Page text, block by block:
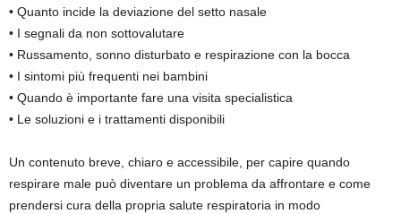
• Quanto incide la deviazione del setto nasale
• I segnali da non sottovalutare
• Russamento, sonno disturbato e respirazione con la bocca
• I sintomi più frequenti nei bambini
• Quando è importante fare una visita specialistica
• Le soluzioni e i trattamenti disponibili
Un contenuto breve, chiaro e accessibile, per capire quando
respirare male può diventare un problema da affrontare e come
prendersi cura della propria salute respiratoria in modo